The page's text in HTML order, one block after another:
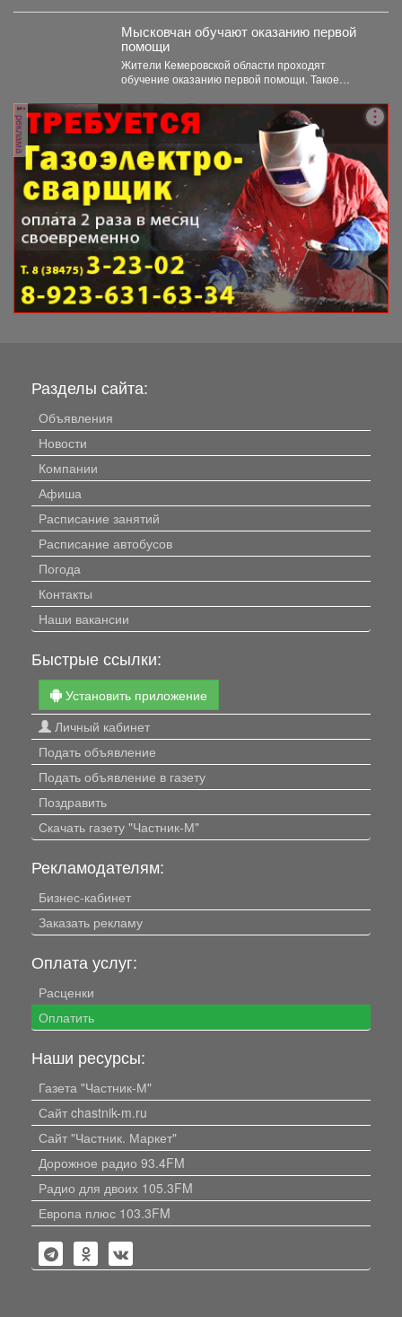
Мысковчан обучают оказанию первой
помощи
Жители Кемеровской области проходят
обучение оказанию первой помощи. Такое
реклама
Разделы сайта:
Объявления
Новости
Компании
Афиша
Расписание занятий
Расписание автобусов
Погода
Контакты
Наши вакансии
Быстрые ссылки:
Установить приложение
Личный кабинет
Подать объявление
Подать объявление в газету
Поздравить
Скачать газету "Частник-М"
Рекламодателям:
Бизнес-кабинет
Заказать рекламу
Оплата услуг:
Расценки
Оплатить
Наши ресурсы:
Газета "Частник-М"
Сайт chastnik-m.ru
Сайт "Частник. Маркет"
Дорожное радио 93.4FM
Радио для двоих 105.3FM
Европа плюс 103.3FM